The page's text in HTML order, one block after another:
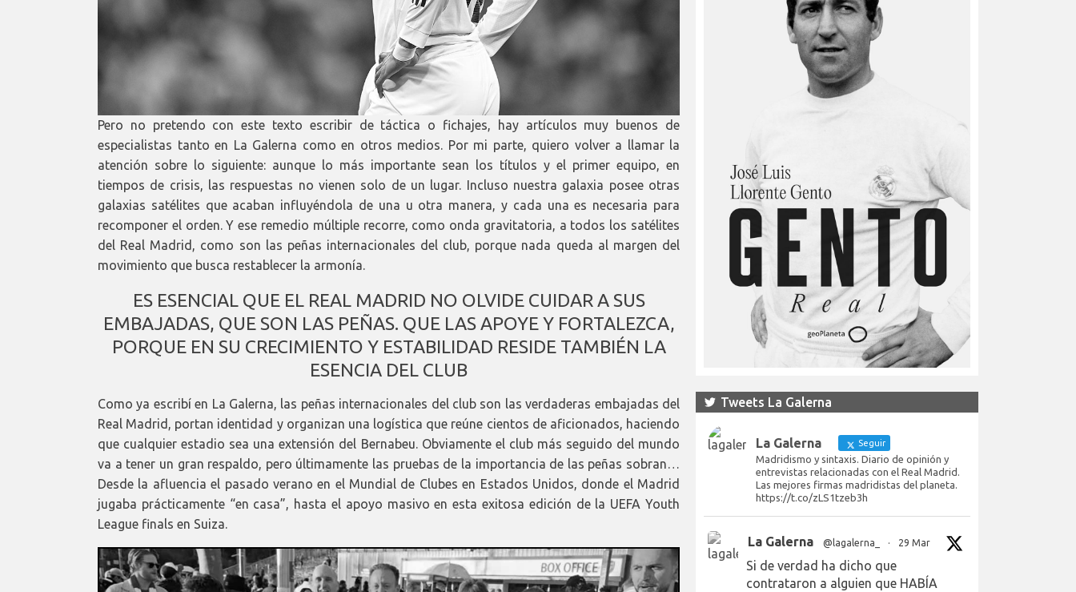
Pero no pretendo con este texto escribir de táctica o fichajes, hay artículos muy buenos de
especialistas tanto en La Galerna como en otros medios. Por mi parte, quiero volver a llamar la
atención sobre lo siguiente: aunque lo más importante sean los títulos y el primer equipo, en
tiempos de crisis, las respuestas no vienen solo de un lugar. Incluso nuestra galaxia posee otras
galaxias satélites que acaban influyéndola de una u otra manera, y cada una es necesaria para
recomponer el orden. Y ese remedio múltiple recorre, como onda gravitatoria, a todos los satélites
del Real Madrid, como son las peñas internacionales del club, porque nada queda al margen del
movimiento que busca restablecer la armonía.
ES ESENCIAL QUE EL REAL MADRID NO OLVIDE CUIDAR A SUS
EMBAJADAS, QUE SON LAS PEÑAS. QUE LAS APOYE Y FORTALEZCA,
PORQUE EN SU CRECIMIENTO Y ESTABILIDAD RESIDE TAMBIÉN LA
ESENCIA DEL CLUB
Como ya escribí en La Galerna, las peñas internacionales del club son las verdaderas embajadas del
Real Madrid, portan identidad y organizan una logística que reúne cientos de aficionados, haciendo
que cualquier estadio sea una extensión del Bernabeu. Obviamente el club más seguido del mundo
va a tener un gran respaldo, pero últimamente las pruebas de la importancia de las peñas sobran…
Desde la afluencia el pasado verano en el Mundial de Clubes en Estados Unidos, donde el Madrid
jugaba prácticamente “en casa”, hasta el apoyo masivo en esta exitosa edición de la UEFA Youth
League finals en Suiza.
Tweets La Galerna
La Galerna Seguir
Madridismo y sintaxis. Diario de opinión y
entrevistas relacionadas con el Real Madrid.
Las mejores firmas madridistas del planeta.
https://t.co/zLS1tzeb3h
La Galerna @lagalerna_ · 29 Mar
Si de verdad ha dicho que
contrataron a alguien que HABÍA